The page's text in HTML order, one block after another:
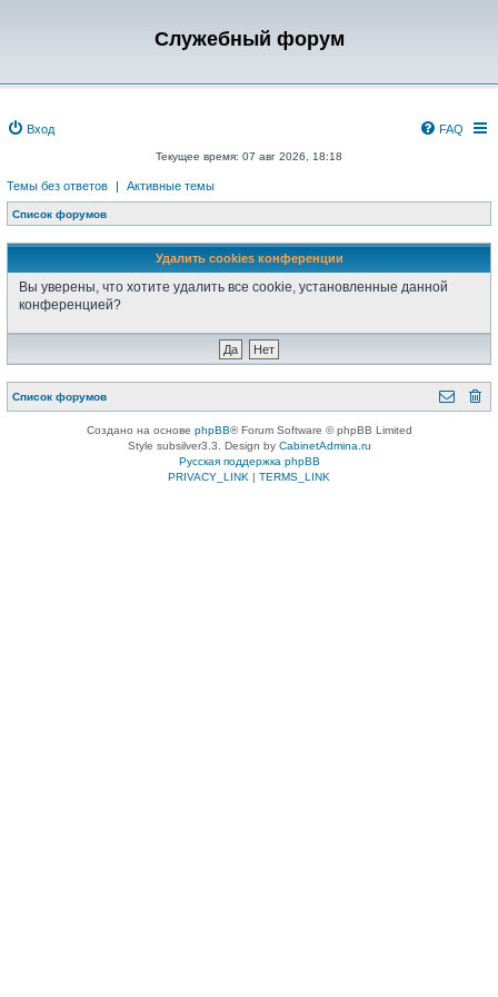
Служебный форум
Вход FAQ
Текущее время: 07 авг 2026, 18:18
Темы без ответов | Активные темы
Список форумов
Удалить cookies конференции
Вы уверены, что хотите удалить все cookie, установленные данной
конференцией?
Список форумов
Создано на основе phpBB® Forum Software © phpBB Limited
Style subsilver3.3. Design by CabinetAdmina.ru
Русская поддержка phpBB
PRIVACY_LINK | TERMS_LINK